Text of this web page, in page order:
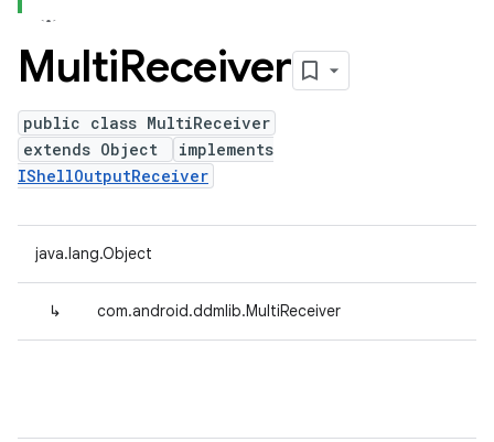
MultiReceiver
public class MultiReceiver
extends Object
implements
IShellOutputReceiver
java.lang.Object
↳ com.android.ddmlib.MultiReceiver